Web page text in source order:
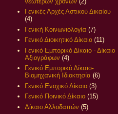
Γενικές Αρχές Αστικού Δικαίου
(4)
Γενική Κοινωνιολογία (7)
Γενικό Διοικητικό Δίκαιο (11)
Γενικό Εμπορικό Δίκαιο - Δίκαιο
Αξιογράφων (4)
Γενικό Εμπορικό Δίκαιο-
Βιομηχανική Ιδιοκτησία (6)
Γενικό Ενοχικό Δίκαιο (3)
Γενικό Ποινικό Δίκαιο (15)
Δίκαιο Αλλοδαπών (5)